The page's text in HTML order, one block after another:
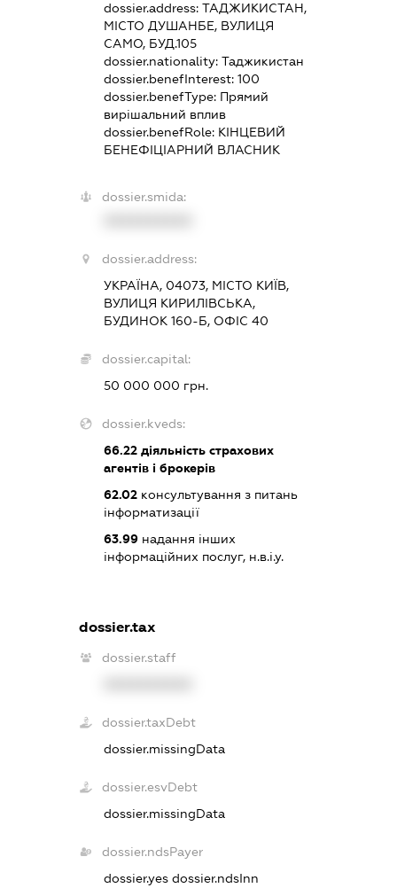
dossier.address:ТАДЖИКИСТАН,
МІСТО ДУШАНБЕ, ВУЛИЦЯ
САМО, БУД.105
dossier.nationality:Таджикистан
dossier.benefInterest:100
dossier.benefType: Прямий
вирішальний вплив
dossier.benefRole: КІНЦЕВИЙ
БЕНЕФІЦІАРНИЙ ВЛАСНИК
dossier.smida:
dossier.address:
УКРАЇНА, 04073, МІСТО КИЇВ,
ВУЛИЦЯ КИРИЛІВСЬКА,
БУДИНОК 160-Б, ОФІС 40
dossier.capital:
50 000 000 грн.
dossier.kveds:
66.22 діяльність страхових
агентів і брокерів
62.02 консультування з питань
інформатизації
63.99 надання інших
інформаційних послуг, н.в.і.у.
dossier.tax
dossier.staff
dossier.taxDebt
dossier.missingData
dossier.esvDebt
dossier.missingData
dossier.ndsPayer
dossier.yesdossier.ndsInn